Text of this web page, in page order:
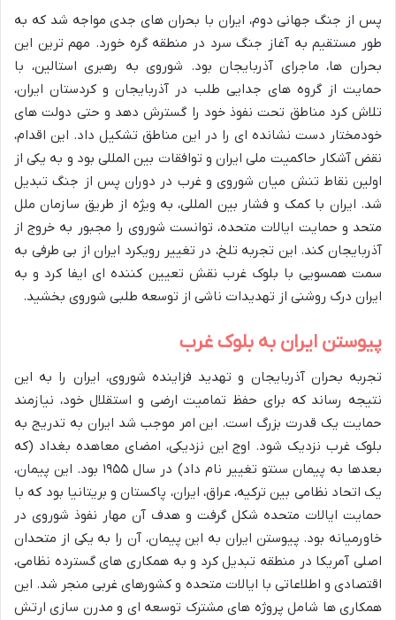
پس از جنگ جهانی دوم، ایران با بحران های جدی مواجه شد که به
طور مستقیم به آغاز جنگ سرد در منطقه گره خورد. مهم ترین این
بحران ها، ماجرای آذربایجان بود. شوروی به رهبری استالین، با
حمایت از گروه های جدایی طلب در آذربایجان و کردستان ایران،
تلاش کرد مناطق تحت نفوذ خود را گسترش دهد و حتی دولت های
خودمختار دست نشانده ای را در این مناطق تشکیل داد. این اقدام،
نقض آشکار حاکمیت ملی ایران و توافقات بین المللی بود و به یکی از
اولین نقاط تنش میان شوروی و غرب در دوران پس از جنگ تبدیل
شد. ایران با کمک و فشار بین المللی، به ویژه از طریق سازمان ملل
متحد و حمایت ایالات متحده، توانست شوروی را مجبور به خروج از
آذربایجان کند. این تجربه تلخ، در تغییر رویکرد ایران از بی طرفی به
سمت همسویی با بلوک غرب نقش تعیین کننده ای ایفا کرد و به
ایران درک روشنی از تهدیدات ناشی از توسعه طلبی شوروی بخشید.
پیوستن ایران به بلوک غرب
تجربه بحران آذربایجان و تهدید فزاینده شوروی، ایران را به این
نتیجه رساند که برای حفظ تمامیت ارضی و استقلال خود، نیازمند
حمایت یک قدرت بزرگ است. این امر موجب شد ایران به تدریج به
بلوک غرب نزدیک شود. اوج این نزدیکی، امضای معاهده بغداد (که
بعدها به پیمان سنتو تغییر نام داد) در سال ۱۹۵۵ بود. این پیمان،
یک اتحاد نظامی بین ترکیه، عراق، ایران، پاکستان و بریتانیا بود که با
حمایت ایالات متحده شکل گرفت و هدف آن مهار نفوذ شوروی در
خاورمیانه بود. پیوستن ایران به این پیمان، آن را به یکی از متحدان
اصلی آمریکا در منطقه تبدیل کرد و به همکاری های گسترده نظامی،
اقتصادی و اطلاعاتی با ایالات متحده و کشورهای غربی منجر شد. این
همکاری ها شامل پروژه های مشترک توسعه ای و مدرن سازی ارتش